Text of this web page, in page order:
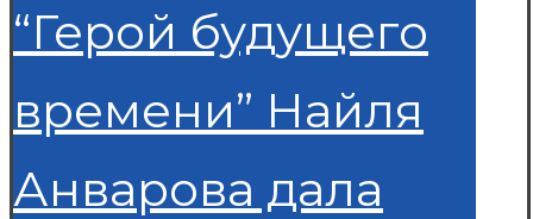
“Герой будущего
времени” Найля
Анварова дала